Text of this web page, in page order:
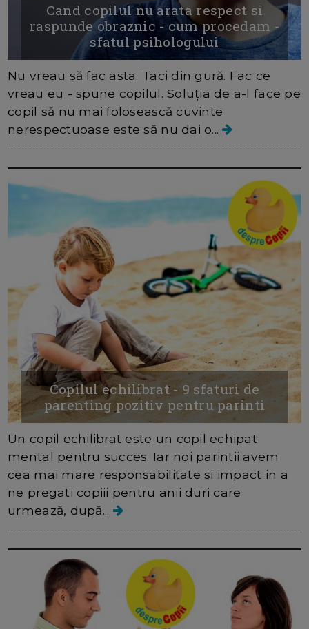
Cand copilul nu arata respect si
raspunde obraznic - cum procedam -
sfatul psihologului
Nu vreau să fac asta. Taci din gură. Fac ce
vreau eu - spune copilul. Soluția de a-l face pe
copil să nu mai folosească cuvinte
nerespectuoase este să nu dai o...
Copilul echilibrat - 9 sfaturi de
parenting pozitiv pentru parinti
Un copil echilibrat este un copil echipat
mental pentru succes. Iar noi parintii avem
cea mai mare responsabilitate si impact in a
ne pregati copiii pentru anii duri care
urmează, după...